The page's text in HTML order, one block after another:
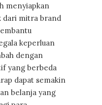
menyiapkan
dari mitra brand
keperluan
dengan
yang berbeda
dapat semakin
belanja yang